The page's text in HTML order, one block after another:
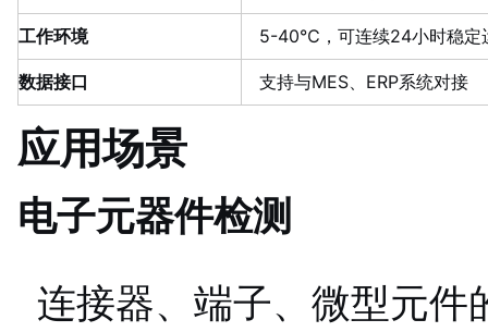
工作环境 5-40℃，可连续24小时稳定
数据接口 支持与MES、ERP系统对接
应用场景
电子元器件检测
连接器、端子、微型元件